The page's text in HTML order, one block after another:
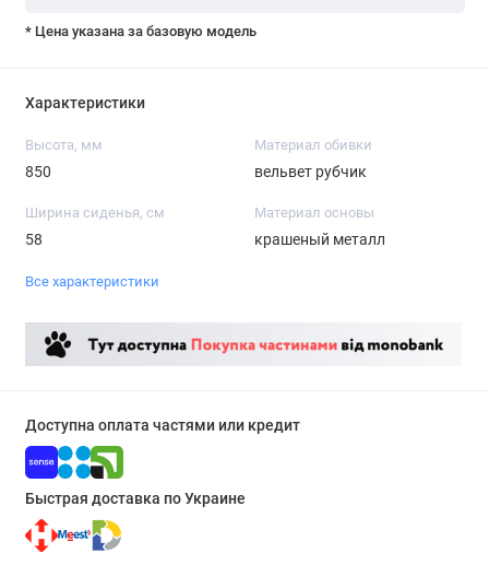
* Цена указана за базовую модель
Характеристики
Высота, мм
850
Материал обивки
вельвет рубчик
Ширина сиденья, см
58
Материал основы
крашеный металл
Все характеристики
Доступна оплата частями или кредит
Быстрая доставка по Украине